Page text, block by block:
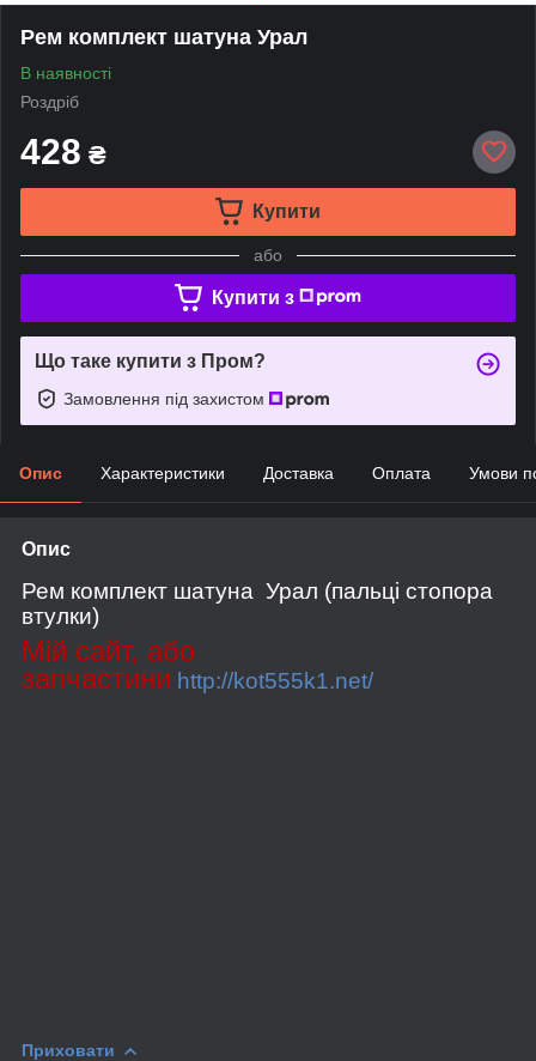
Рем комплект шатуна Урал
В наявності
Роздріб
428 ₴
Купити
або
Купити з
Що таке купити з Пром?
Замовлення під захистом
Опис Характеристики Доставка Оплата Умови
Опис
Рем комплект шатуна Урал (пальці стопора
втулки)
Мій сайт, або
запчастини http://kot555k1.net/
Приховати